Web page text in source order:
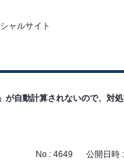
自動計算されないので、対
No : 4649 公開日時